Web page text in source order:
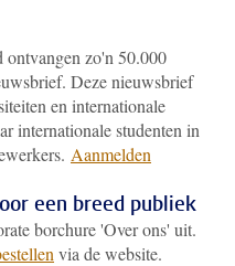
ontvangen zo'n 50.000
Deze nieuwsbrief
en internationale
internationale studenten in
Aanmelden
een breed publiek
borchure 'Over ons' uit.
via de website.